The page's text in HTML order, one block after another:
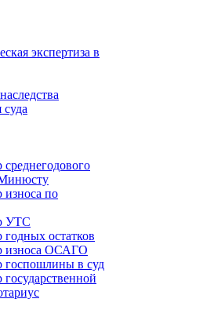
экспертиза в
среднегодового
износа по
УТС
годных остатков
износа ОСАГО
госпошлины в суд
государственной